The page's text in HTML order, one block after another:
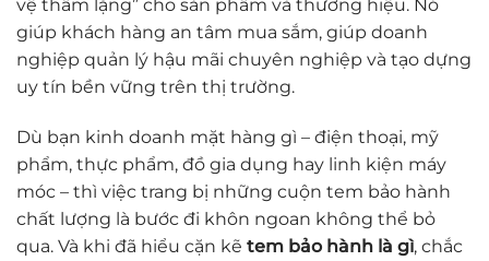
vệ thầm lặng” cho sản phẩm và thương hiệu. Nó
giúp khách hàng an tâm mua sắm, giúp doanh
nghiệp quản lý hậu mãi chuyên nghiệp và tạo dựng
uy tín bền vững trên thị trường.
Dù bạn kinh doanh mặt hàng gì – điện thoại, mỹ
phẩm, thực phẩm, đồ gia dụng hay linh kiện máy
móc – thì việc trang bị những cuộn tem bảo hành
chất lượng là bước đi khôn ngoan không thể bỏ
qua. Và khi đã hiểu cặn kẽ tem bảo hành là gì, chắc